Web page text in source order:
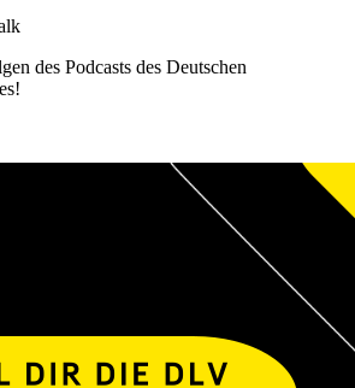
des Podcasts des Deutschen